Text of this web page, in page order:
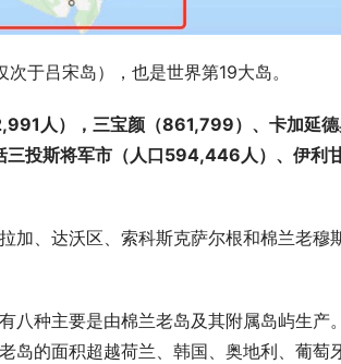
于吕宋岛），也是世界第19大岛。
人），三宝颜（861,799）、卡加延
三投斯将军市（人口594,446人）、伊利
加、达沃区、索科斯克萨尔根和棉兰老穆
八种主要是由棉兰老岛及其附属岛屿生产
的面积超越荷兰、韩国、奥地利、葡萄牙